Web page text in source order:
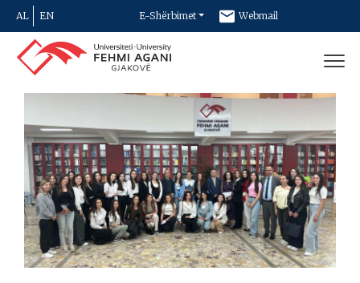
AL EN E-Shërbimet Webmail
Newsletter